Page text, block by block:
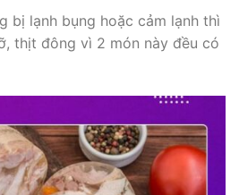
bị lạnh bụng hoặc cảm lạnh thì
thịt đông vì 2 món này đều có